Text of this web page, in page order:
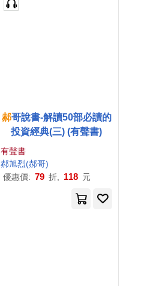
郝哥說書-解讀50部必讀的
投資經典(三) (有聲書)
有聲書
郝旭烈(郝哥)
優惠價: 79 折, 118 元